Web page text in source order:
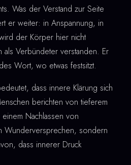
Was der Verstand zur Seite
er weiter: in Anspannung, in
der Körper hier nicht
als Verbündeter verstanden. Er
Wort, wo etwas festsitzt.
dass innere Klärung sich
berichten von tieferem
Nachlassen von
Wunderversprechen, sondern
dass innerer Druck